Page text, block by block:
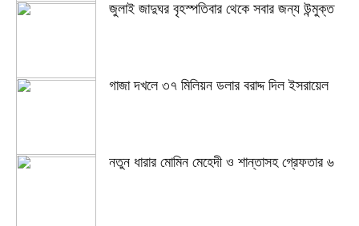
জুলাই জাদুঘর বৃহস্পতিবার থেকে সবার জন্য উন্মুক্ত
গাজা দখলে ৩৭ মিলিয়ন ডলার বরাদ্দ দিল ইসরায়েল
নতুন ধারার মোমিন মেহেদী ও শান্তাসহ গ্রেফতার ৬